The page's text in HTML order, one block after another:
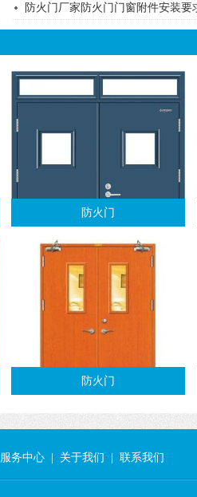
防火门厂家防火门门窗附件安装要
防火门
防火门
服务中心 关于我们 联系我们